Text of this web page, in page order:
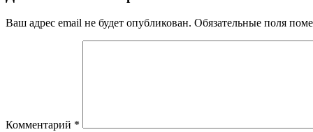
Ваш адрес email не будет опубликован. Обязательные поля
Комментарий *